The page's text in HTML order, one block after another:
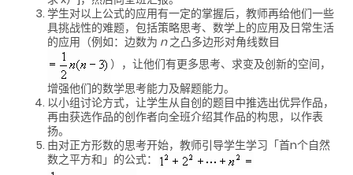
学生对以上公式的应用有一定的掌握后，教师再给他们一些
具挑战性的难题，包括策略思考、数学上的应用及日常生活
的应用（例如：边数为 n之凸多边形对角线数目
），让他们有更多思考、求变及创新的空间，
增强他们的数学思考能力及解题能力。
以小组讨论方式，让学生从自创的题目中推选出优异作品，
再由获选作品的创作者向全班介绍其作品的构思，以作表
扬。
由对正方形数的思考开始，教师引导学生学习「首n个自然
数之平方和」的公式：